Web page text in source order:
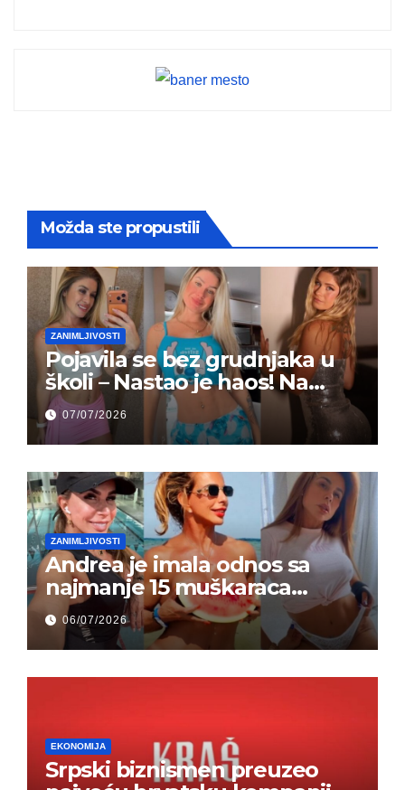
Možda ste propustili
ZANIMLJIVOSTI
Pojavila se bez grudnjaka u
školi – Nastao je haos! Na
grupi je majke napale (FOTO)
07/07/2026
ZANIMLJIVOSTI
Andrea je imala odnos sa
najmanje 15 muškaraca
odjednom – „Doktor mi je
rekao…“ (FOTO)
06/07/2026
EKONOMIJA
Srpski biznismen preuzeo